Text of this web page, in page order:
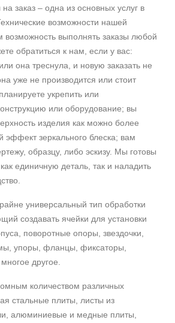
заказ – одна из основных услуг в
возможности нашей
выполнять заказы любой
обратиться к нам, если у вас:
она треснула, и новую заказать не
уже не производится или стоит
укрепить или
или оборудование; вы
изделия как можно более
эффект ​​зеркального блеска; вам
образцу, либо эскизу. Мы готовы
как единичную деталь, так и наладить
универсальный тип обработки
создавать ячейки для установки
поворотные опоры, звездочки,
упоры, фланцы, фиксаторы,
другое.
количеством различных
стальные плиты, листы из
алюминиевые и медные плиты,